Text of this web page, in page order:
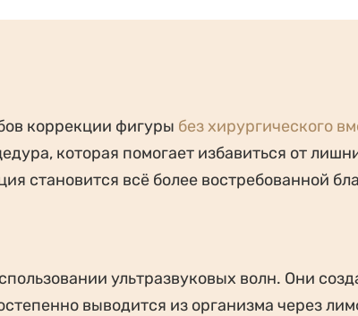
коррекции фигуры без хирургического
которая помогает избавиться от
становится всё более востребованной
ультразвуковых волн. Они
выводится из организма через